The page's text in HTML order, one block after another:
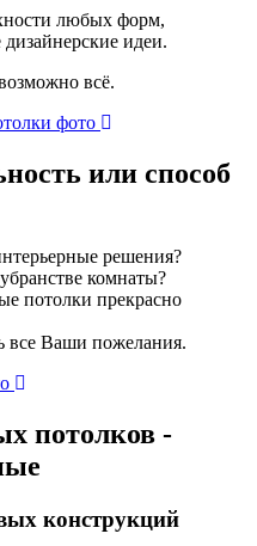
любых форм,
идеи.
всё.
или способ
решения?
комнаты?
потолки прекрасно
Ваши пожелания.
потолков -
конструкций